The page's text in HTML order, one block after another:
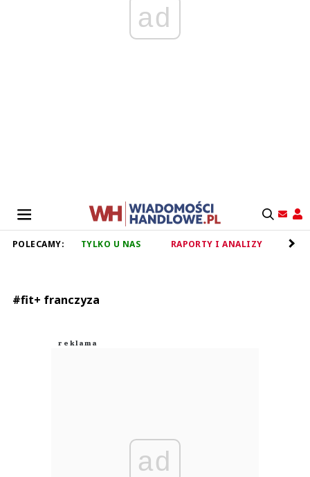
ad
POLECAMY: TYLKO U NAS RAPORTY I ANALIZY
#fit+ franczyza
ad